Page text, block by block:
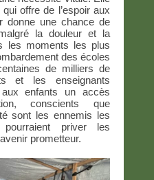
offre de l’espoir aux
donne une chance de
la douleur et la
les moments les plus
des écoles
de milliers de
et les enseignants
aux enfants un accès
conscients que
sont les ennemis les
priver les
prometteur.